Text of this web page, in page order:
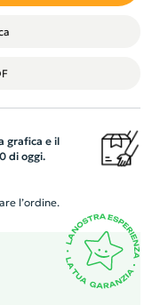
grafica e il
di oggi.
l’ordine.